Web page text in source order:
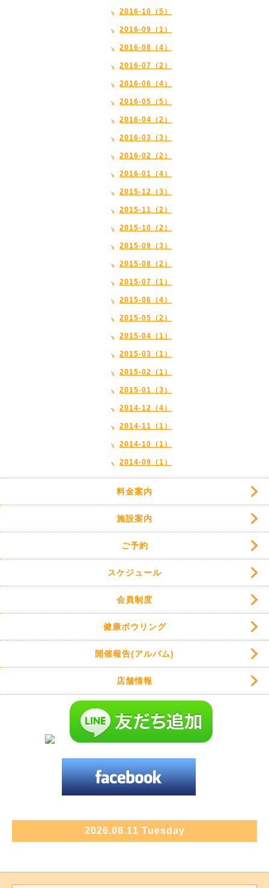
2016-10（5）
2016-09（1）
2016-08（4）
2016-07（2）
2016-06（4）
2016-05（5）
2016-04（2）
2016-03（3）
2016-02（2）
2016-01（4）
2015-12（3）
2015-11（2）
2015-10（2）
2015-09（3）
2015-08（2）
2015-07（1）
2015-06（4）
2015-05（2）
2015-04（1）
2015-03（1）
2015-02（1）
2015-01（3）
2014-12（4）
2014-11（1）
2014-10（1）
2014-09（1）
料金案内
施設案内
ご予約
スケジュール
会員制度
健康ボウリング
開催報告(アルバム)
店舗情報
2026.08.11 Tuesday